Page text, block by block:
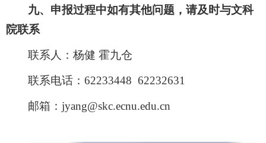
九、申报过程中如有其他问题，请及时与文科
院联系
联系人：杨健 霍九仓
联系电话： 62233448 62232631
邮箱： jyang@skc.ecnu.edu.cn